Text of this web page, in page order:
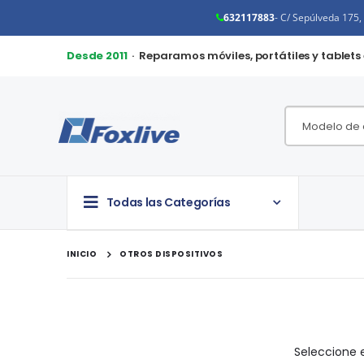
632117883- C/ Sepúlveda
Desde 2011· Reparamos móviles, portátiles y tablets
Todas las Categorías
INICIO OTROS DISPOSITIVOS
Seleccione